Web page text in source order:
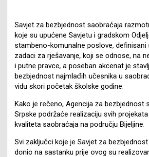
Savjet za bezbjednost saobraćaja
koje su upućene Savjetu i gradskom
stambeno-komunalne poslove, definisani
zadaci za rješavanje, koji se odnose, na
i putne pravce, a poseban akcenat je
bezbjednost najmlađih učesnika u
vidu skori početak školske godine.
Kako je rečeno, Agencija za bezbjednost
Srpske podržaće realizaciju svih
kvaliteta saobraćaja na području Bijeljine.
Svi zaključci koje je Savjet za
donio na sastanku prije ovog su